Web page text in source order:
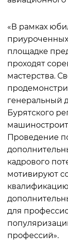
«В рамках
площадке
проходят
мастерства.
генеральный
Бурятского
Проведение
кадрового
мотивируют
для
профессий».